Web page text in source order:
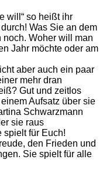
will“ so heißt ihr
Was Sie an dem
Woher will man
Jahr möchte oder am
aber auch ein paar
mehr dran
Gut und zeitlos
Aufsatz über sie
Schwarzmann
sie raus
spielt für Euch!
den Frieden und
Sie spielt für alle